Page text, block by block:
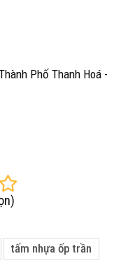
Phố Thanh Hoá -
)
tấm nhựa ốp trần